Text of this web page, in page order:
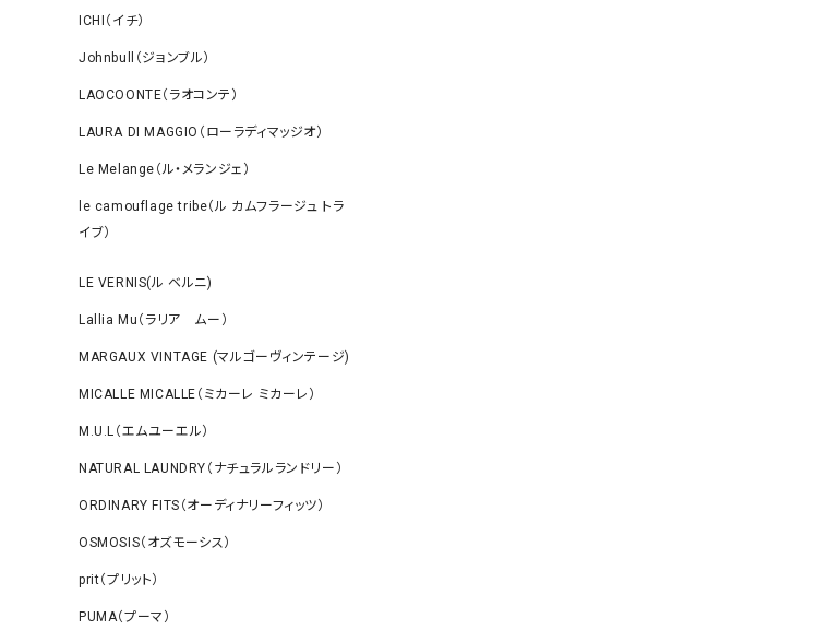
ICHI（イチ）
Johnbull（ジョンブル）
LAOCOONTE（ラオコンテ）
LAURA DI MAGGIO（ローラディマッジオ）
Le Melange（ル・メランジェ）
le camouflage tribe（ル カムフラージュ トラ
イブ）
LE VERNIS(ル ベルニ)
Lallia Mu（ラリア ムー）
MARGAUX VINTAGE (マルゴーヴィンテージ)
MICALLE MICALLE（ミカーレ ミカーレ）
M.U.L（エムユーエル）
NATURAL LAUNDRY（ナチュラルランドリー）
ORDINARY FITS（オーディナリーフィッツ）
OSMOSIS（オズモーシス）
prit（プリット）
PUMA（プーマ）